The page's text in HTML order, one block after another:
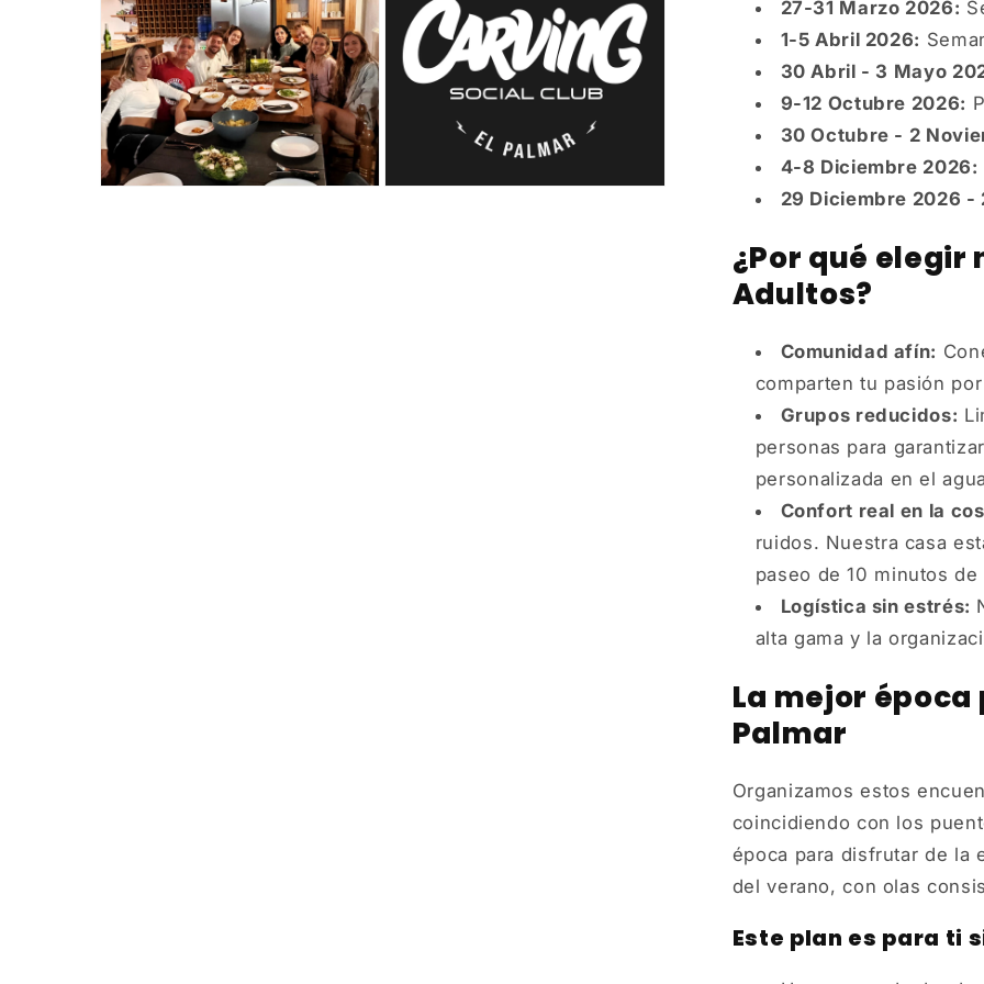
27-31 Marzo 2026:
1-5 Abril 2026:
30 Abril - 3 Mayo
9-12 Octubre 2026:
30 Octubre - 2
4-8 Diciembre 2026:
29 Diciembre 2026 -
¿Por qué
Adultos?
Comunidad afín:
comparten tu pasión
Grupos reducidos:
personas para
personalizada en el
Confort real en la
ruidos. Nuestra casa
paseo de 10 minutos
Logística sin estrés:
alta gama y la
La mejor
Palmar
Organizamos estos
coincidiendo con los
época para disfrutar de la
del verano, con olas
Este plan es para ti